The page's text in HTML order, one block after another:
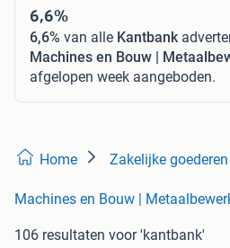
6,6%
6,6% van alle Kantbank
Machines en Bouw |
afgelopen week aangeboden.
Home Zakelijke goederen
Machines en Bouw |
106 resultaten voor 'kantbank'